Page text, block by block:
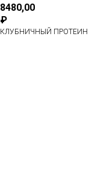
8480,00
₽
КЛУБНИЧНЫЙ ПРОТЕИН